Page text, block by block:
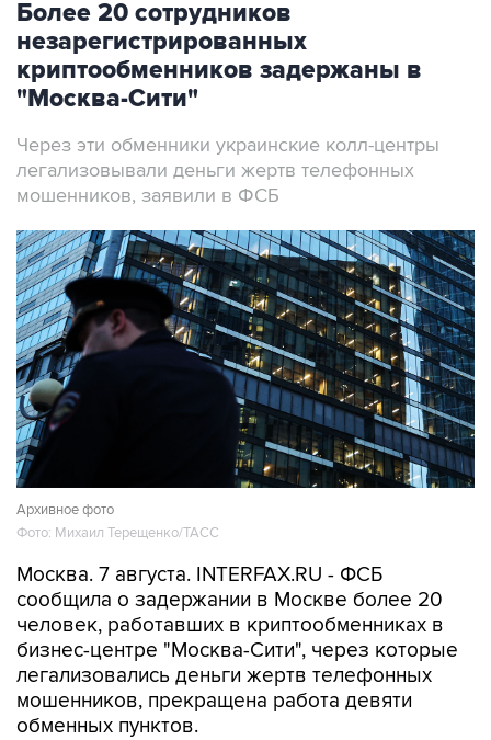
Более 20 сотрудников
незарегистрированных
криптообменников задержаны в
"Москва-Сити"
Через эти обменники украинские колл-центры
легализовывали деньги жертв телефонных
мошенников, заявили в ФСБ
Архивное фото
Фото: Михаил Терещенко/ТАСС
Москва. 7 августа. INTERFAX.RU - ФСБ
сообщила о задержании в Москве более 20
человек, работавших в криптообменниках в
бизнес-центре "Москва-Сити", через которые
легализовались деньги жертв телефонных
мошенников, прекращена работа девяти
обменных пунктов.